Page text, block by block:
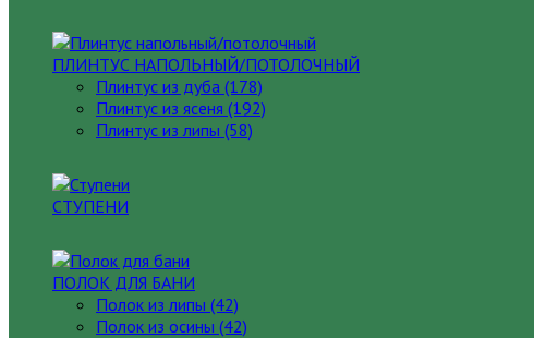
ПЛИНТУС НАПОЛЬНЫЙ/ПОТОЛОЧНЫЙ
Плинтус из дуба (178)
Плинтус из ясеня (192)
Плинтус из липы (58)
СТУПЕНИ
ПОЛОК ДЛЯ БАНИ
Полок из липы (42)
Полок из осины (42)